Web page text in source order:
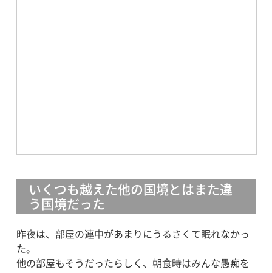
いくつも越えた他の国境とはまた違
う国境だった
昨夜は、部屋の連中があまりにうるさくて眠れなかっ
た。
他の部屋もそうだったらしく、朝食時はみんな愚痴を